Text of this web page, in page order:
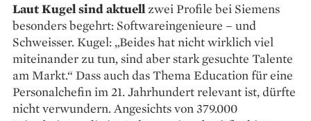
Laut Kugel sind aktuellzwei Profile bei Siemens
besonders begehrt: Softwareingenieure – und
Schweisser. Kugel: „Beides hat nicht wirklich viel
miteinander zu tun, sind aber stark gesuchte Talente
am Markt.“ Dass auch das Thema Education für eine
Personalchefin im 21. Jahrhundert relevant ist, dürfte
nicht verwundern. Angesichts von 379.000